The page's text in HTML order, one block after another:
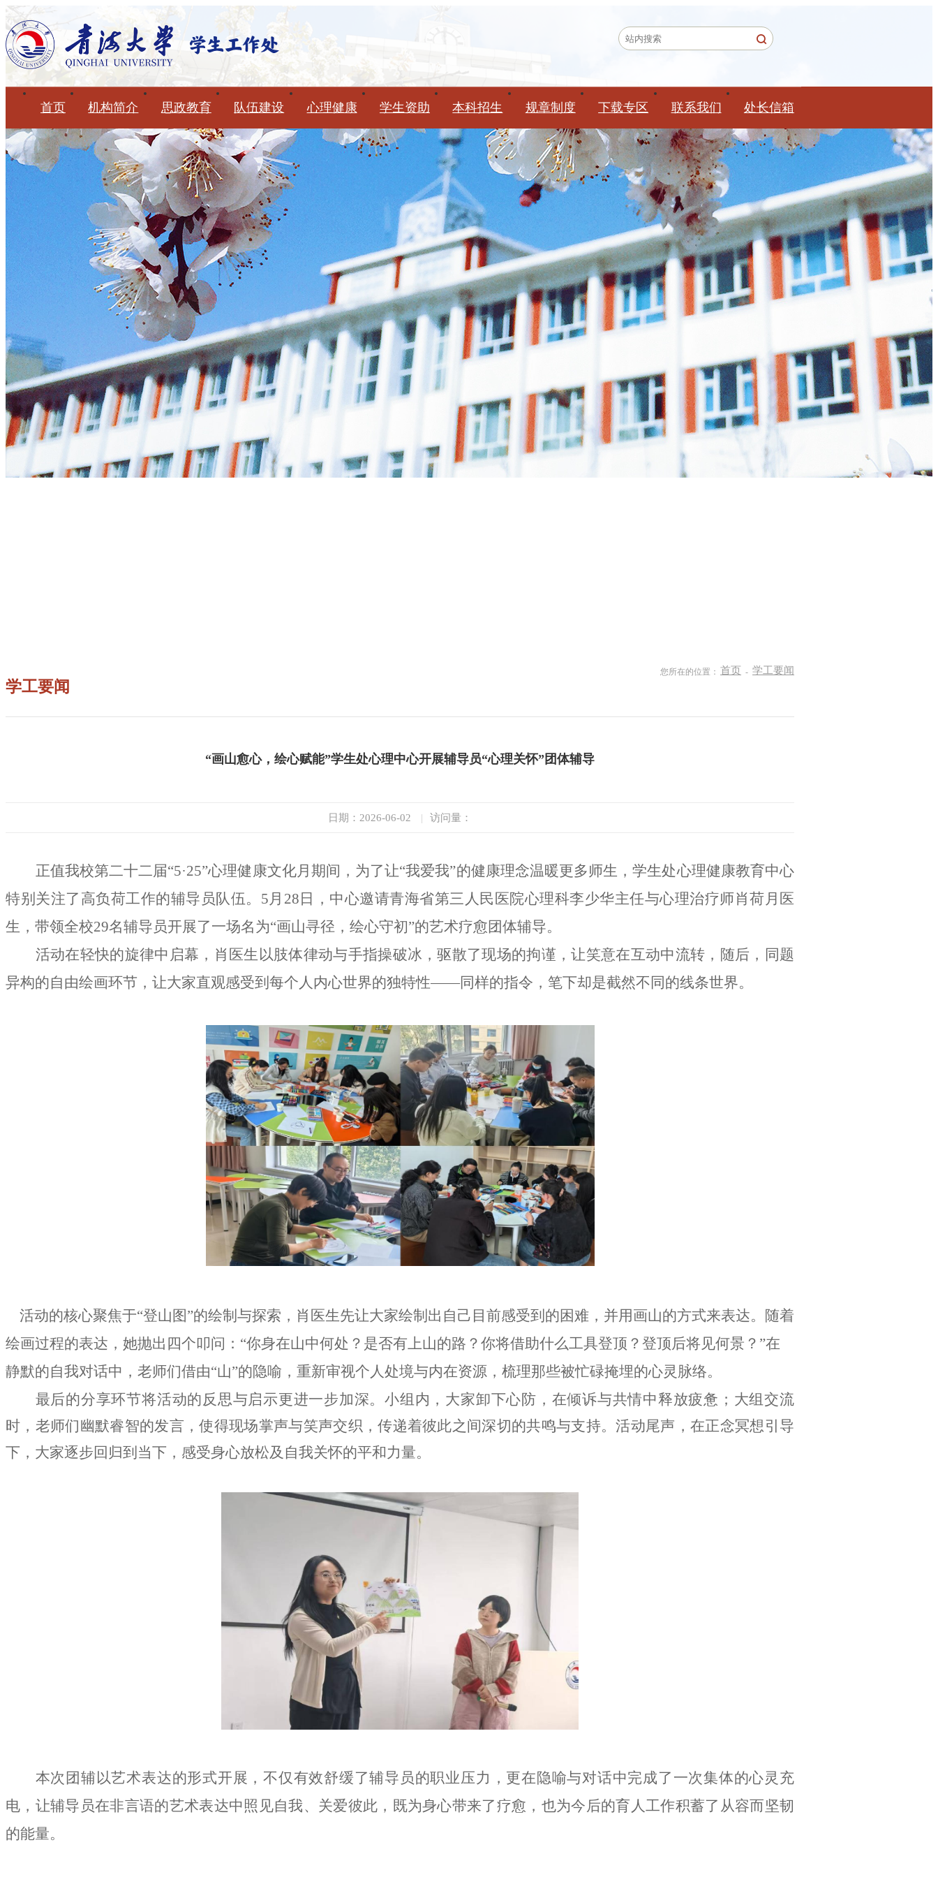
首页 机构简介 思政教育 队伍建设 心理健康 学生资助 本科招生 规章制度 下载专区 联系我们 处长信箱
您所在的位置： 首页 - 学工要闻
学工要闻
“画山愈心，绘心赋能”学生处心理中心开展辅导员“心理关怀”团体辅导
日期：2026-06-02 | 访问量：
正值我校第二十二届“5·25”心理健康文化月期间，为了让“我爱我”的健康理念温暖更多师生，学生处心理健康教育中心
特别关注了高负荷工作的辅导员队伍。5月28日，中心邀请青海省第三人民医院心理科李少华主任与心理治疗师肖荷月医
生，带领全校29名辅导员开展了一场名为“画山寻径，绘心守初”的艺术疗愈团体辅导。
活动在轻快的旋律中启幕，肖医生以肢体律动与手指操破冰，驱散了现场的拘谨，让笑意在互动中流转，随后，同题
异构的自由绘画环节，让大家直观感受到每个人内心世界的独特性——同样的指令，笔下却是截然不同的线条世界。
活动的核心聚焦于“登山图”的绘制与探索，肖医生先让大家绘制出自己目前感受到的困难，并用画山的方式来表达。随着
绘画过程的表达，她抛出四个叩问：“你身在山中何处？是否有上山的路？你将借助什么工具登顶？登顶后将见何景？”在
静默的自我对话中，老师们借由“山”的隐喻，重新审视个人处境与内在资源，梳理那些被忙碌掩埋的心灵脉络。
最后的分享环节将活动的反思与启示更进一步加深。小组内，大家卸下心防，在倾诉与共情中释放疲惫；大组交流
时，老师们幽默睿智的发言，使得现场掌声与笑声交织，传递着彼此之间深切的共鸣与支持。活动尾声，在正念冥想引导
下，大家逐步回归到当下，感受身心放松及自我关怀的平和力量。
本次团辅以艺术表达的形式开展，不仅有效舒缓了辅导员的职业压力，更在隐喻与对话中完成了一次集体的心灵充
电，让辅导员在非言语的艺术表达中照见自我、关爱彼此，既为身心带来了疗愈，也为今后的育人工作积蓄了从容而坚韧
的能量。